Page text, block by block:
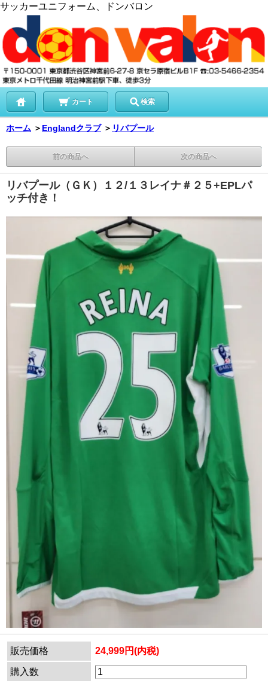
サッカーユニフォーム、ドンバロン
カート 検索
ホーム ＞ Englandクラブ ＞ リバプール
前の商品へ 次の商品へ
リバプール（ＧＫ）１２/１３レイナ＃２５+EPLパ
ッチ付き！
販売価格 24,999円(内税)
購入数